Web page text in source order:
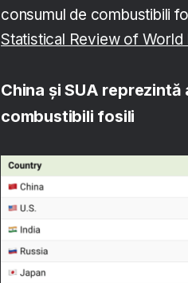
consumul de combustibili
Statistical Review of World
China și SUA
combustibili fosili